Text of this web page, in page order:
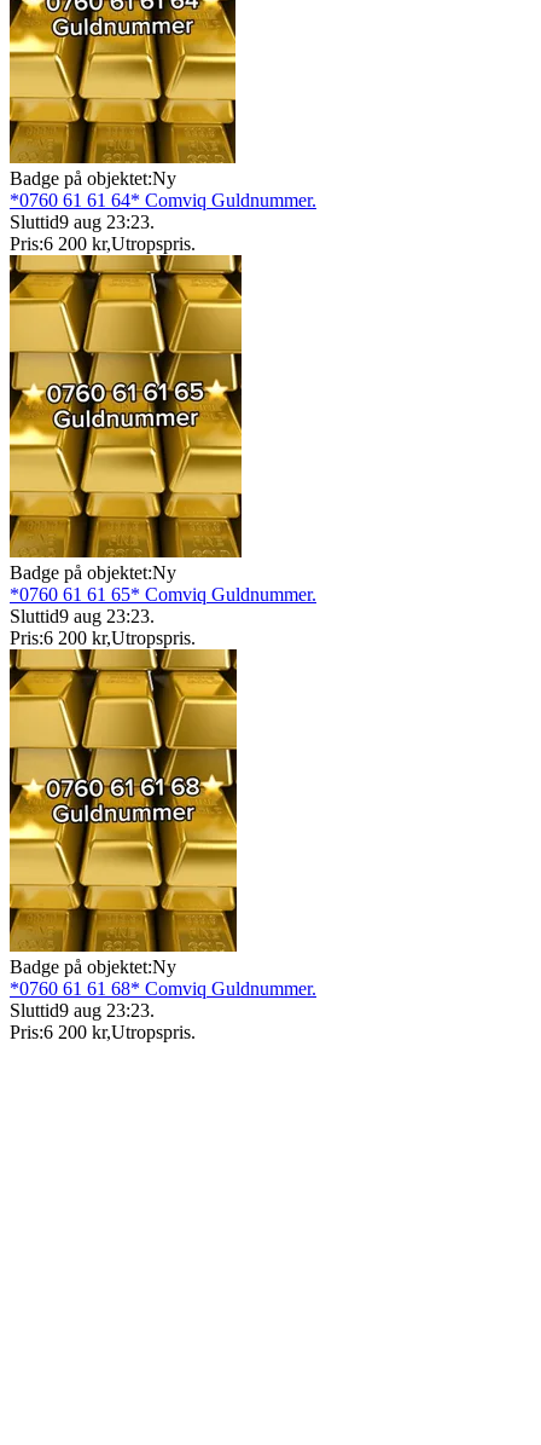
Badge på objektet:Ny
*0760 61 61 64* Comviq Guldnummer.
Sluttid9 aug 23:23.
Pris:6 200 kr,Utropspris.
Badge på objektet:Ny
*0760 61 61 65* Comviq Guldnummer.
Sluttid9 aug 23:23.
Pris:6 200 kr,Utropspris.
Badge på objektet:Ny
*0760 61 61 68* Comviq Guldnummer.
Sluttid9 aug 23:23.
Pris:6 200 kr,Utropspris.